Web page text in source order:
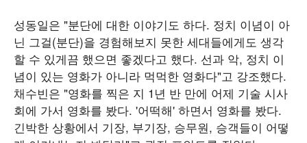
성동일은 "분단에 대한 이야기도 하다. 정치 이념이 아
닌 그걸(분단)을 경험해보지 못한 세대들에게도 생각
할 수 있게끔 했으면 좋겠다고 했다. 선과 악, 정치 이
념이 있는 영화가 아니라 먹먹한 영화다"고 강조했다.
채수빈은 "영화를 찍은 지 1년 반 만에 어제 기술 시사
회에 가서 영화를 봤다. '어떡해' 하면서 영화를 봤다.
긴박한 상황에서 기장, 부기장, 승무원, 승객들이 어떻